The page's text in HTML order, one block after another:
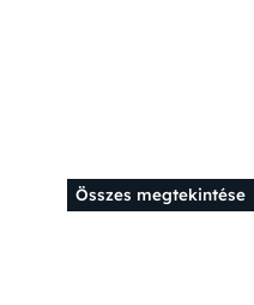
Összes megtekintése